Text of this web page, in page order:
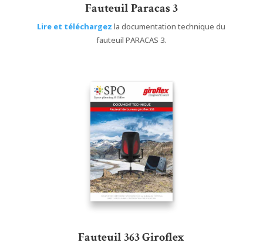
Fauteuil Paracas 3
Lire et téléchargez la documentation technique du
fauteuil PARACAS 3.
Fauteuil 363 Giroflex